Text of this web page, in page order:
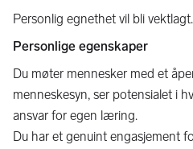
Personlig egnethet vil bli vektlagt.
Personlige egenskaper
Du møter mennesker med et
menneskesyn, ser potensialet i
ansvar for egen læring.
Du har et genuint engasjement